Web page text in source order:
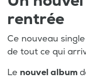
rentrée
Ce nouveau
de tout ce qui
Le nouvel album